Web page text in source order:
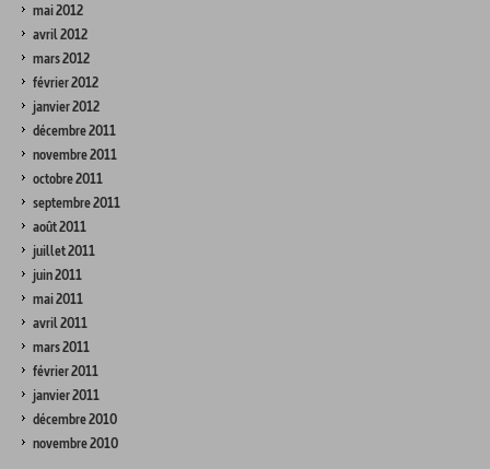
mai 2012
avril 2012
mars 2012
février 2012
janvier 2012
décembre 2011
novembre 2011
octobre 2011
septembre 2011
août 2011
juillet 2011
juin 2011
mai 2011
avril 2011
mars 2011
février 2011
janvier 2011
décembre 2010
novembre 2010